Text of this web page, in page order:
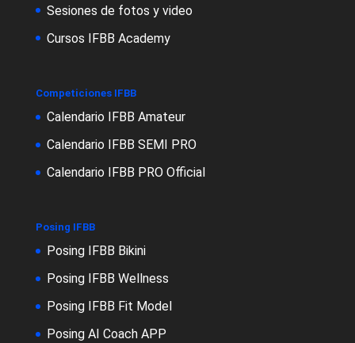
Sesiones de fotos y video
Cursos IFBB Academy
Competiciones IFBB
Calendario IFBB Amateur
Calendario IFBB SEMI PRO
Calendario IFBB PRO Official
Posing IFBB
Posing IFBB Bikini
Posing IFBB Wellness
Posing IFBB Fit Model
Posing AI Coach APP